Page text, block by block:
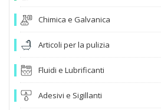
Chimica e Galvanica
Articoli per la pulizia
Fluidi e Lubrificanti
Adesivi e Sigillanti